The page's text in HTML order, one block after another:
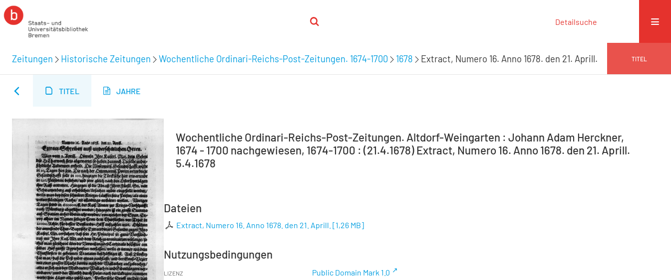
Detailsuche
Zeitungen Historische Zeitungen Wochentliche Ordinari-Reichs-Post-Zeitungen. 1674-1700 1678 Extract, Numero 16. Anno 1678. den 21. Aprill. TITEL
TITEL JAHRE
Wochentliche Ordinari-Reichs-Post-Zeitungen. Altdorf-Weingarten : Johann Adam Herckner,
1674 - 1700 nachgewiesen, 1674-1700 : (21.4.1678) Extract, Numero 16. Anno 1678. den 21. Aprill.
5.4.1678
Dateien
Extract, Numero 16. Anno 1678. den 21. Aprill. [1,26 MB]
Nutzungsbedingungen
LIZENZ Public Domain Mark 1.0